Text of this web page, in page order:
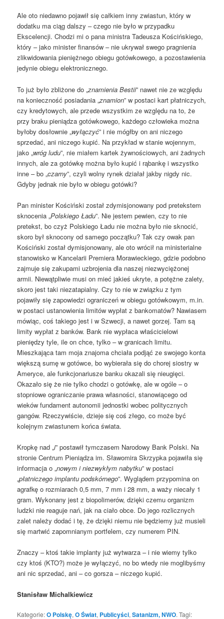
Ale oto niedawno pojawił się całkiem inny zwiastun, który w
dodatku ma ciąg dalszy – czego nie było w przypadku
Ekscelencji. Chodzi mi o pana ministra Tadeusza Kościńskiego,
który – jako minister finansów – nie ukrywał swego pragnienia
zlikwidowania pieniężnego obiegu gotówkowego, a pozostawienia
jedynie obiegu elektronicznego.
To już było zbliżone do „znamienia Bestii” nawet nie ze względu
na konieczność posiadania „znamion” w postaci kart płatniczych,
czy kredytowych, ale przede wszystkim ze względu na to, że
przy braku pieniądza gotówkowego, każdego człowieka można
byłoby dosłownie „wyłączyć” i nie mógłby on ani niczego
sprzedać, ani niczego kupić. Na przykład w stanie wojennym,
jako „wróg ludu”, nie miałem kartek żywnościowych, ani żadnych
innych, ale za gotówkę można było kupić i rąbankę i wszystko
inne – bo „czarny”, czyli wolny rynek działał jakby nigdy nic.
Gdyby jednak nie było w obiegu gotówki?
Pan minister Kościński został zdymisjonowany pod pretekstem
sknocenia „Polskiego Ładu”. Nie jestem pewien, czy to nie
pretekst, bo czyż Polskiego Ładu nie można było nie sknocić,
skoro był sknocony od samego początku? Tak czy owak pan
Kościński został dymisjonowany, ale oto wrócił na ministerialne
stanowisko w Kancelarii Premiera Morawieckiego, gdzie podobno
zajmuje się zakupami uzbrojenia dla naszej niezwyciężonej
armii. Niewątpliwie musi on mieć jakieś ukryte, a potężne zalety,
skoro jest taki niezatapialny. Czy to nie w związku z tym
pojawiły się zapowiedzi ograniczeń w obiegu gotówkowym, m.in.
w postaci ustanowienia limitów wypłat z bankomatów? Nawiasem
mówiąc, coś takiego jest i w Szwecji, a nawet gorzej. Tam są
limity wypłat z banków. Bank nie wypłaca właścicielowi
pieniędzy tyle, ile on chce, tylko – w granicach limitu.
Mieszkająca tam moja znajoma chciała podjąć ze swojego konta
większą sumę w gotówce, bo wybierała się do chorej siostry w
Ameryce, ale funkcjonariusze banku okazali się nieugięci.
Okazało się że nie tylko chodzi o gotówkę, ale w ogóle – o
stopniowe ograniczanie prawa własności, stanowiącego od
wieków fundament autonomii jednostki wobec politycznych
gangów. Rzeczywiście, dzieje się coś złego, co może być
kolejnym zwiastunem końca świata.
Kropkę nad „i” postawił tymczasem Narodowy Bank Polski. Na
stronie Centrum Pieniądza im. Sławomira Skrzypka pojawiła się
informacja o „nowym i niezwykłym nabytku” w postaci
„płatniczego implantu podskórnego”. Wyglądem przypomina on
agrafkę o rozmiarach 0,5 mm, 7 mm i 28 mm, a waży niecały 1
gram. Wykonany jest z biopolimerów, dzięki czemu organizm
ludzki nie reaguje nań, jak na ciało obce. Do jego rozlicznych
zalet należy dodać i tę, że dzięki niemu nie będziemy już musieli
się martwić zapomnianym portfelem, czy numerem PIN.
Znaczy – ktoś takie implanty już wytwarza – i nie wiemy tylko
czy ktoś (KTO?) może je wyłączyć, no bo wtedy nie moglibyśmy
ani nic sprzedać, ani – co gorsza – niczego kupić.
Stanisław Michalkiewicz
Kategorie:O Polskę,O Świat, Publicyści,Satanizm, NWO. Tagi: